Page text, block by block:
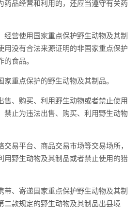
药品经营和利用的，还应当遵守有关药
经营使用国家重点保护野生动物及其制
用没有合法来源证明的非国家重点保护
食品。
重点保护的野生动物及其制品。
售、购买、利用野生动物或者禁止使用
禁止为违法出售、购买、利用野生动物
易平台、商品交易市场等交易场所，
用野生动物及其制品或者禁止使用的猎
带、寄递国家重点保护野生动物及其制
二款规定的野生动物及其制品出县境